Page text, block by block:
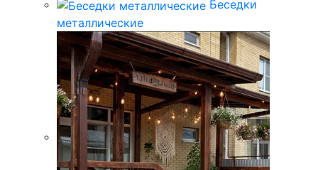
Беседки
металлические